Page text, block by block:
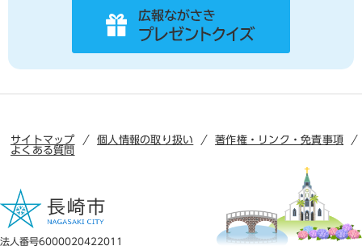
サイトマップ 個人情報の取り扱い
著作権・リンク・免責事項
よくある質問
法人番号6000020422011